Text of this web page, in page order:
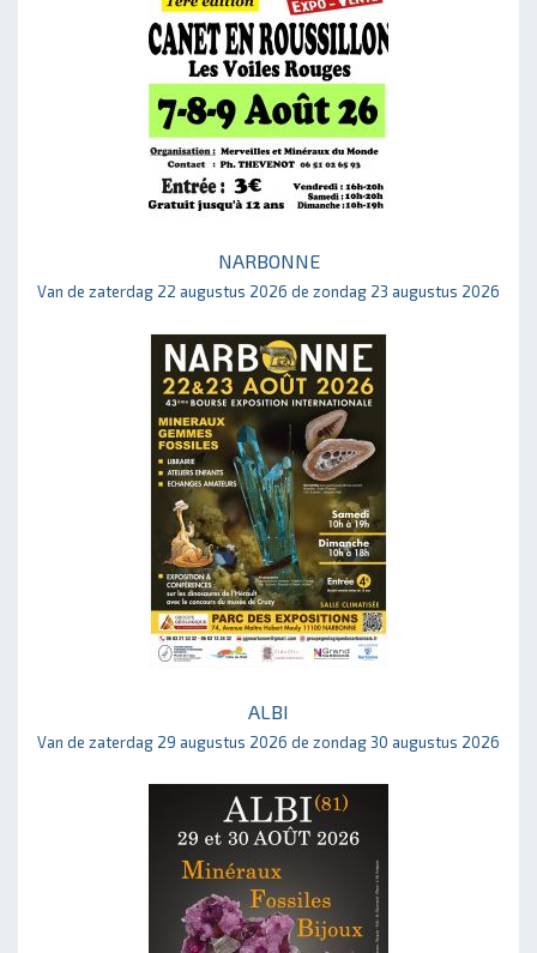
NARBONNE
Van de zaterdag 22 augustus 2026 de zondag 23 augustus 2026
ALBI
Van de zaterdag 29 augustus 2026 de zondag 30 augustus 2026